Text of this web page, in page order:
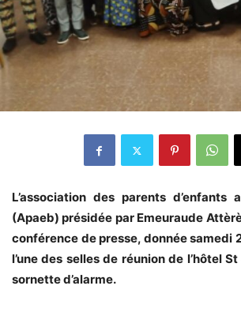
L’association des parents d’enfants
(Apaeb) présidée par Emeuraude
conférence de presse, donnée samedi
l’une des selles de réunion de l’hôtel
sornette d’alarme.